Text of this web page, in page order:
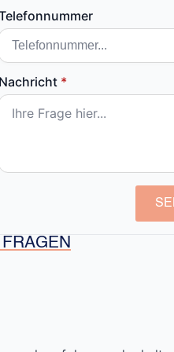
Nachricht *